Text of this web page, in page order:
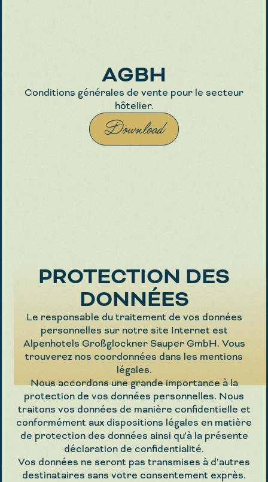
AGBH
Conditions générales de vente pour le secteur
hôtelier.
Download
PROTECTION DES
DONNÉES
Le responsable du traitement de vos données
personnelles sur notre site Internet est
Alpenhotels Großglockner Sauper GmbH. Vous
trouverez nos coordonnées dans les mentions
légales.
Nous accordons une grande importance à la
protection de vos données personnelles. Nous
traitons vos données de manière confidentielle et
conformément aux dispositions légales en matière
de protection des données ainsi qu’à la présente
déclaration de confidentialité.
Vos données ne seront pas transmises à d’autres
destinataires sans votre consentement exprès.